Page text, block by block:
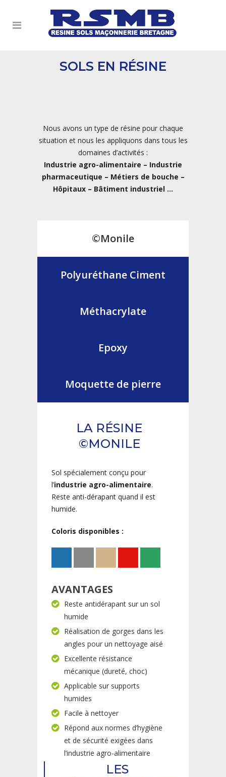
SOLS EN RÉSINE
Nous avons un type de résine pour chaque
situation et nous les appliquons dans tous les
domaines d’activités :
Industrie agro-alimentaire – Industrie
pharmaceutique – Métiers de bouche –
Hôpitaux – Bâtiment industriel …
©Monile
Polyuréthane Ciment
Méthacrylate
Epoxy
Moquette de pierre
LA RÉSINE
©MONILE
Sol spécialement conçu pour
l’industrie agro-alimentaire.
Reste anti-dérapant quand il est
humide.
Coloris disponibles :
AVANTAGES
Reste antidérapant sur un sol
humide
Réalisation de gorges dans les
angles pour un nettoyage aisé
Excellente résistance
mécanique (dureté, choc)
Applicable sur supports
humides
Facile à nettoyer
Répond aux normes d’hygiène
et de sécurité exigées dans
l’industrie agro-alimentaire
LES